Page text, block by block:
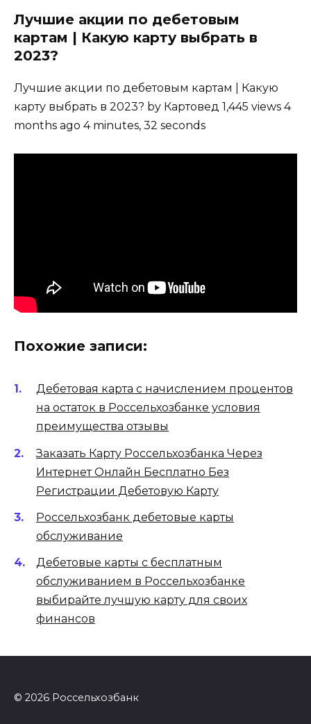
Лучшие акции по дебетовым
картам | Какую карту выбрать в
2023?
Лучшие акции по дебетовым картам | Какую
карту выбрать в 2023? by Картовед 1,445 views 4
months ago 4 minutes, 32 seconds
Похожие записи:
Дебетовая карта с начислением процентов
на остаток в Россельхозбанке условия
преимущества отзывы
Заказать Карту Россельхозбанка Через
Интернет Онлайн Бесплатно Без
Регистрации Дебетовую Карту
Россельхозбанк дебетовые карты
обслуживание
Дебетовые карты с бесплатным
обслуживанием в Россельхозбанке
выбирайте лучшую карту для своих
финансов
© 2026 Россельхозбанк